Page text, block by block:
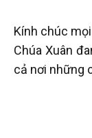
Kính chúc
Chúa Xuân
cả nơi những